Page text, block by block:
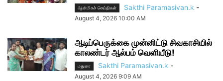
ஆன்மிகச் செய்திகள் Sakthi Paramasivan.k -
August 4, 2026 10:00 AM
ஆடிப்பெருக்கை முன்னிட்டு சிவகாசியில்
காலண்டர் ஆல்பம் வெளியீடு!
மதுரை Sakthi Paramasivan.k -
August 4, 2026 9:09 AM